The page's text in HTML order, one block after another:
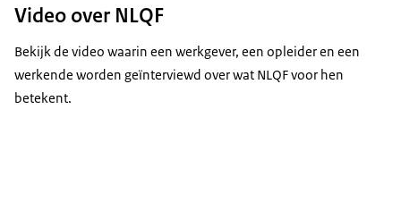
Video over NLQF
Bekijk de video waarin een werkgever, een opleider en een
werkende worden geïnterviewd over wat NLQF voor hen
betekent.